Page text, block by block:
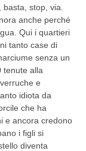
stop, via.
anche perché
Qui i quartieri
tanto case di
senza un
tenute alla
e
idiota da
che ha
e ancora credono
i figli si
diventa